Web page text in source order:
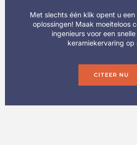
Met slechts één klik opent u
oplossingen! Maak moeiteloos
ingenieurs voor een
keramiekervaring op
CITEER NU